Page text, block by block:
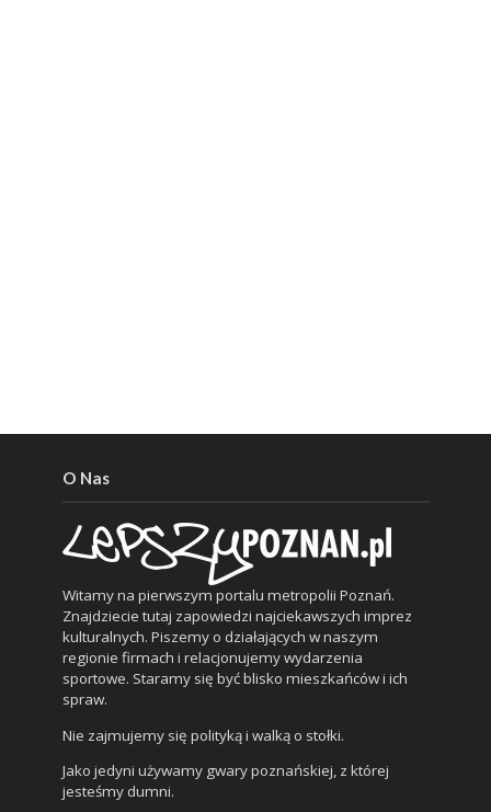
O Nas
Witamy na pierwszym portalu metropolii Poznań.
Znajdziecie tutaj zapowiedzi najciekawszych imprez
kulturalnych. Piszemy o działających w naszym
regionie firmach i relacjonujemy wydarzenia
sportowe. Staramy się być blisko mieszkańców i ich
spraw.
Nie zajmujemy się polityką i walką o stołki.
Jako jedyni używamy gwary poznańskiej, z której
jesteśmy dumni.